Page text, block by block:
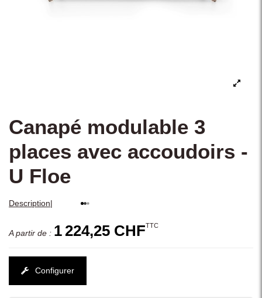
Canapé modulable 3
places avec accoudoirs -
U Floe
Description|
A partir de : 1 224,25 CHFTTC
Configurer